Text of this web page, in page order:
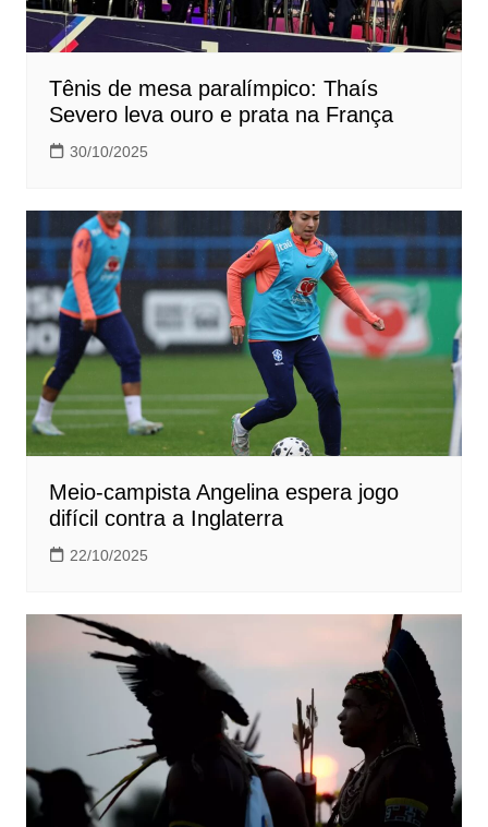
Tênis de mesa paralímpico: Thaís
Severo leva ouro e prata na França
30/10/2025
Meio-campista Angelina espera jogo
difícil contra a Inglaterra
22/10/2025